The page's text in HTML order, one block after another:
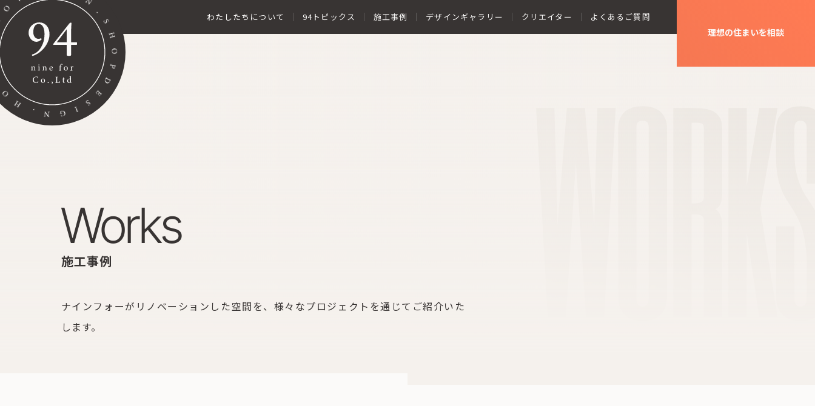
わたしたちについて 94トピックス 施工事例 デザインギャラリー クリエイター よくあるご質問
理想の住まいを相談
works
施工事例
ナインフォーがリノベーションした空間を、様々なプロジェクトを通じてご紹介いた
します。